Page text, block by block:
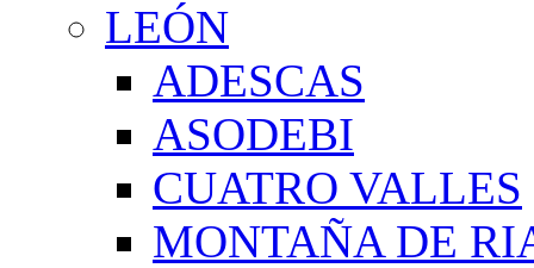
LEÓN
ADESCAS
ASODEBI
CUATRO VALLES
MONTAÑA DE